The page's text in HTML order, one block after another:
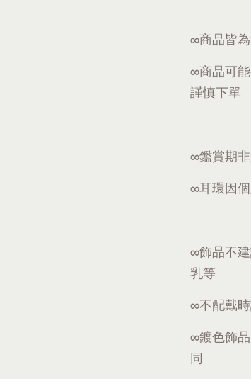
∞商品皆
∞商品可
謹慎下單
∞鑑賞期
∞耳環因
∞飾品不
乳等
∞不配戴
∞鍍色飾
同